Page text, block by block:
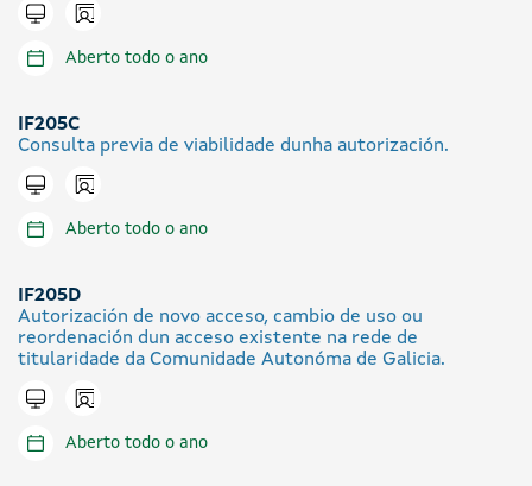
Tramitar en liña
Icono presencial
Aberto todo o ano
IF205C
Consulta previa de viabilidade dunha autorización.
Tramitar en liña
Icono presencial
Aberto todo o ano
IF205D
Autorización de novo acceso, cambio de uso ou
reordenación dun acceso existente na rede de
titularidade da Comunidade Autonóma de Galicia.
Tramitar en liña
Icono presencial
Aberto todo o ano